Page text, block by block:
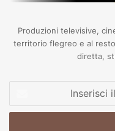
Produzioni televisive,
territorio flegreo e al
diretta,
tuo